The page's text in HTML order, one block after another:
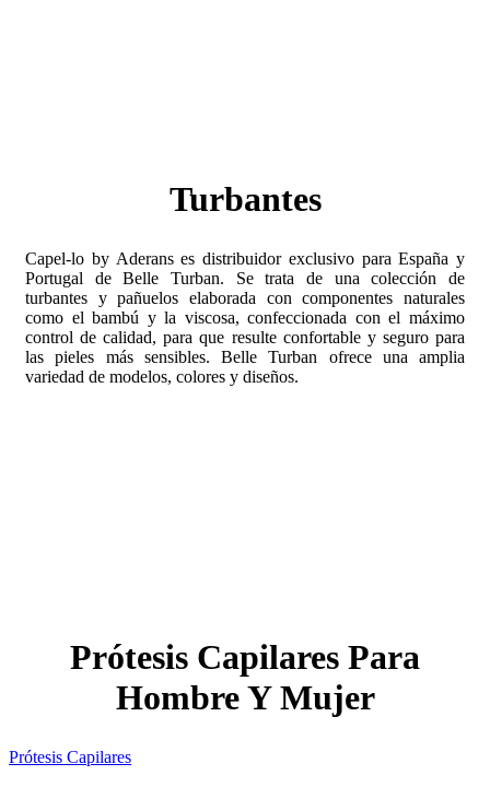
Turbantes
Capel-lo by Aderans es distribuidor exclusivo para España y
Portugal de Belle Turban. Se trata de una colección de
turbantes y pañuelos elaborada con componentes naturales
como el bambú y la viscosa, confeccionada con el máximo
control de calidad, para que resulte confortable y seguro para
las pieles más sensibles. Belle Turban ofrece una amplia
variedad de modelos, colores y diseños.
Prótesis Capilares Para
Hombre Y Mujer
Prótesis Capilares